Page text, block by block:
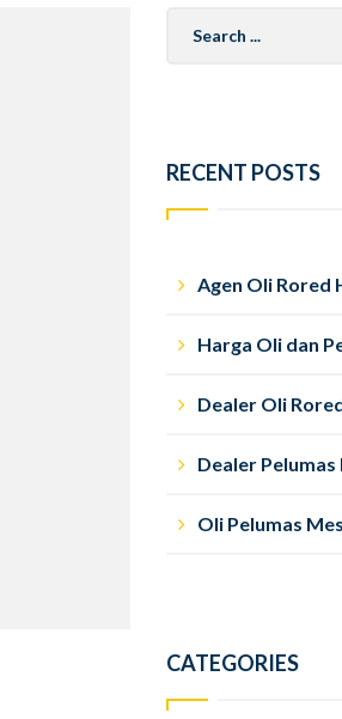
for:
RECENT POSTS
Agen Oli Rored
Harga Oli dan
Dealer Oli
Dealer
Oli Pelumas
CATEGORIES